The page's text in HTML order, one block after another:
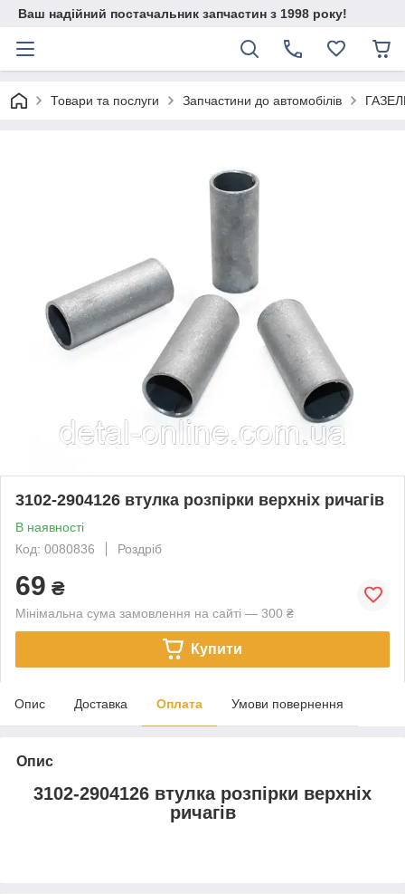
Ваш надійний постачальник запчастин з 1998 року!
Товари та послуги Запчастини до автомобілів
3102-2904126 втулка розпірки верхніх ричагів
В наявності
Код: 0080836
Роздріб
69 ₴
Мінімальна сума замовлення на сайті — 300 ₴
Купити
Опис Доставка Оплата Умови повернення
Опис
3102-2904126 втулка розпірки верхніх
ричагів